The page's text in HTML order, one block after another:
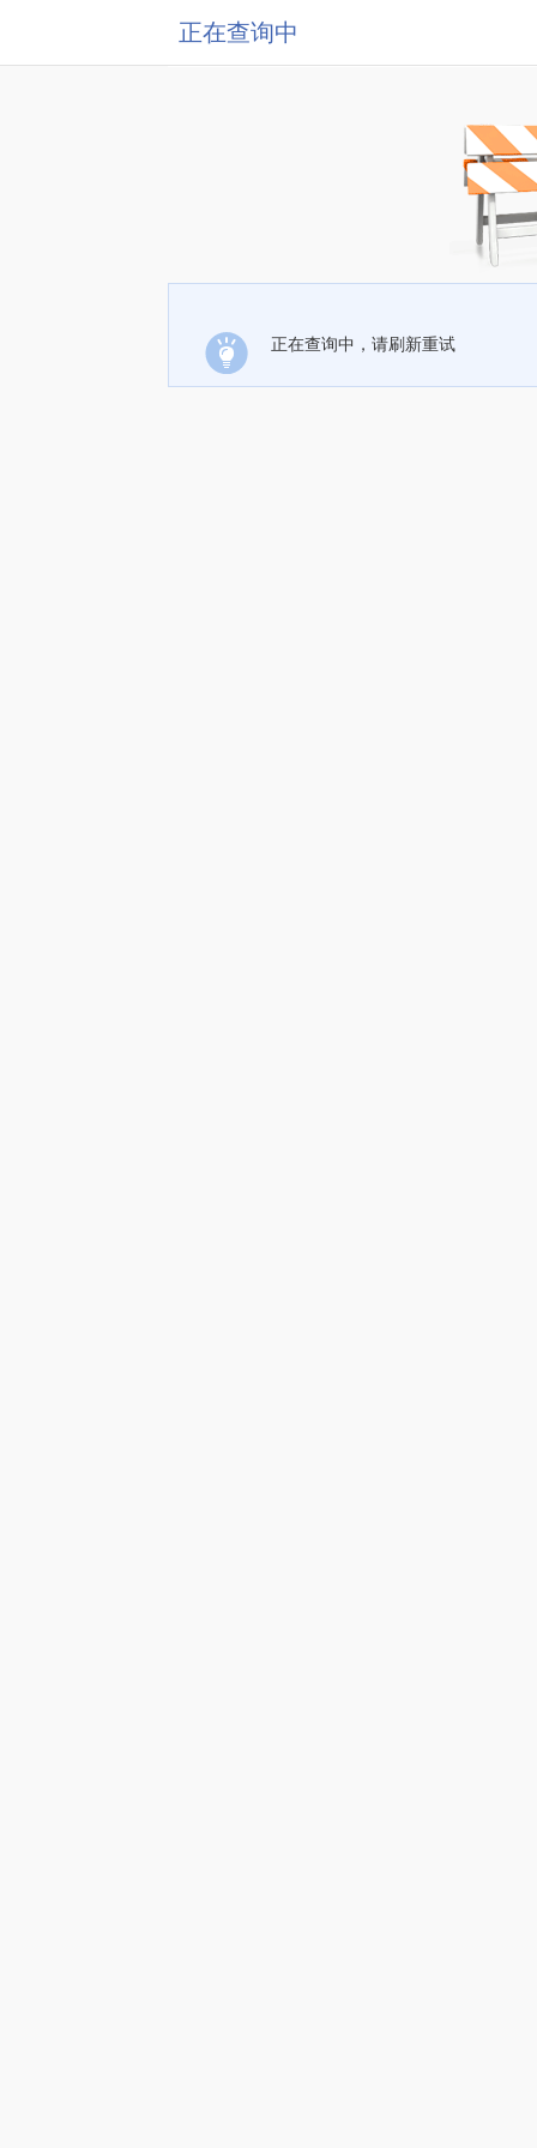
正在查询中
正在查询中，请刷新重试